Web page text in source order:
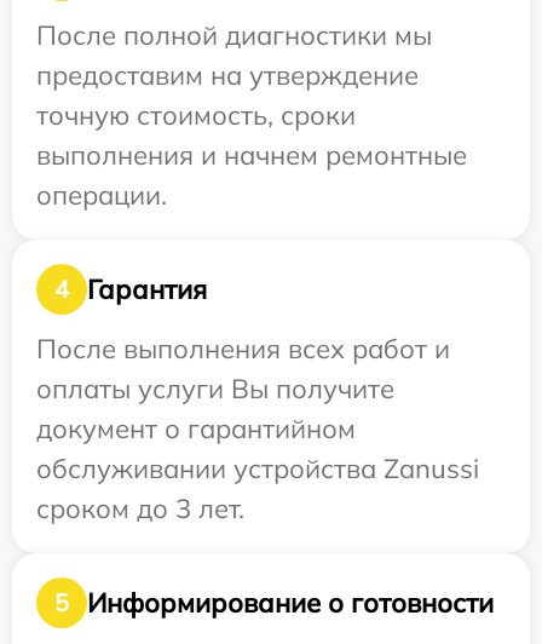
После полной диагностики мы
предоставим на утверждение
точную стоимость, сроки
выполнения и начнем ремонтные
операции.
4
Гарантия
После выполнения всех работ и
оплаты услуги Вы получите
документ о гарантийном
обслуживании устройства Zanussi
сроком до 3 лет.
5
Информирование о готовности